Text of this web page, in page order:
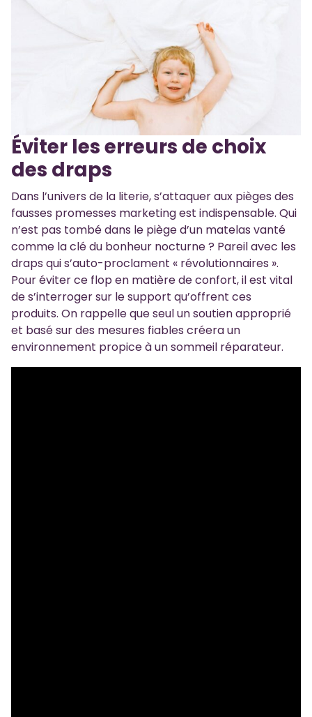
Éviter les erreurs de choix
des draps
Dans l’univers de la literie, s’attaquer aux pièges des
fausses promesses marketing est indispensable. Qui
n’est pas tombé dans le piège d’un matelas vanté
comme la clé du bonheur nocturne ? Pareil avec les
draps qui s’auto-proclament « révolutionnaires ».
Pour éviter ce flop en matière de confort, il est vital
de s’interroger sur le support qu’offrent ces
produits. On rappelle que seul un soutien approprié
et basé sur des mesures fiables créera un
environnement propice à un sommeil réparateur.